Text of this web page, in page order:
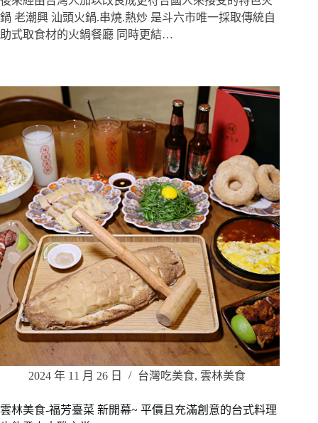
鍋 老潮興 汕頭火鍋.串燒.熱炒 是斗六市唯一採取傳統自
助式取食材的火鍋餐廳 同時更結…
2024 年 11 月 26 日 台灣吃美食, 雲林美食
雲林美食-福芳臺菜 新開幕~ 平價且充滿創意的台式料理